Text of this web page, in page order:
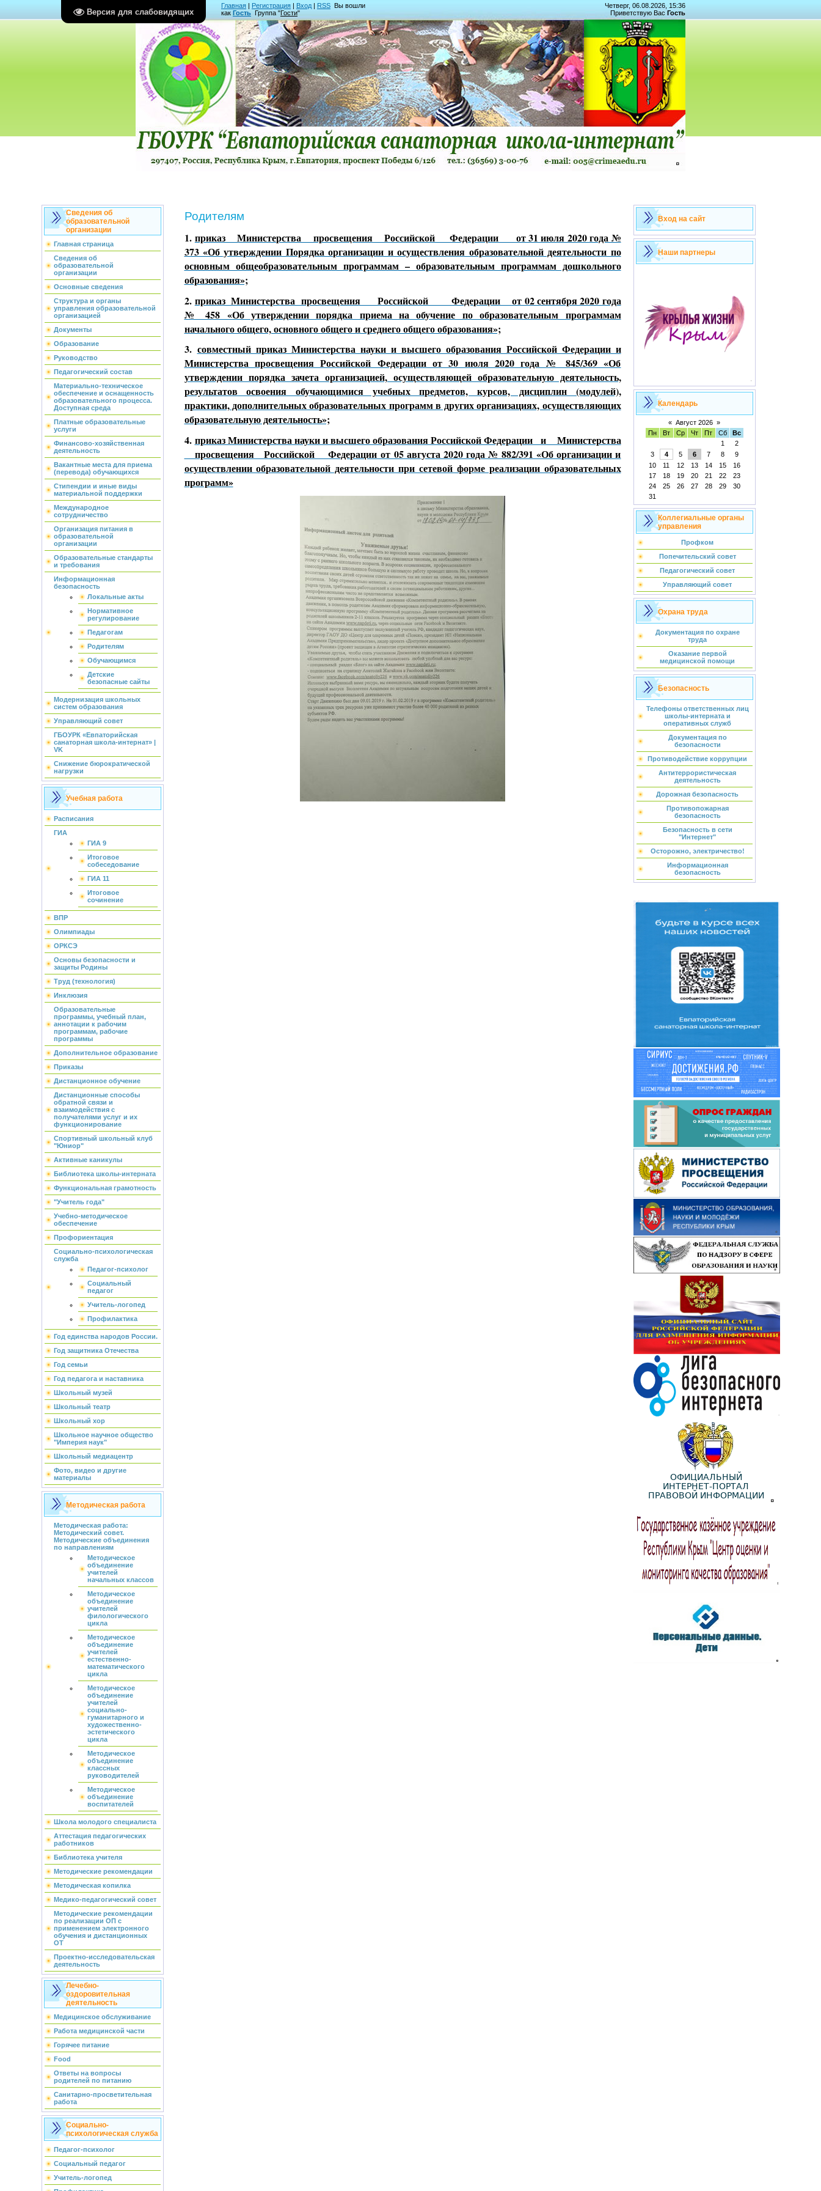
Версия для слабовидящих
Главная | Регистрация | Вход | RSS Вы вошли
как Гость Группа "Гости"
Четверг, 06.08.2026, 15:36
Приветствую Вас Гость
Сведения об
образовательной
организации
Главная страница
Сведения об
образовательной
организации
Основные сведения
Структура и органы
управления образовательной
организацией
Документы
Образование
Руководство
Педагогический состав
Материально-техническое
обеспечение и оснащенность
образовательного процесса.
Доступная среда
Платные образовательные
услуги
Финансово-хозяйственная
деятельность
Вакантные места для приема
(перевода) обучающихся
Стипендии и иные виды
материальной поддержки
Международное
сотрудничество
Организация питания в
образовательной
организации
Образовательные стандарты
и требования
Информационная
безопасность
Локальные акты
Нормативное
регулирование
Педагогам
Родителям
Обучающимся
Детские
безопасные сайты
Модернизация школьных
систем образования
Управляющий совет
ГБОУРК «Евпаторийская
санаторная школа-интернат» |
VK
Снижение бюрократической
нагрузки
Учебная работа
Расписания
ГИА
ГИА 9
Итоговое
собеседование
ГИА 11
Итоговое
сочинение
ВПР
Олимпиады
ОРКСЭ
Основы безопасности и
защиты Родины
Труд (технология)
Инклюзия
Образовательные
программы, учебный план,
аннотации к рабочим
программам, рабочие
программы
Дополнительное образование
Приказы
Дистанционное обучение
Дистанционные способы
обратной связи и
взаимодействия с
получателями услуг и их
функционирование
Спортивный школьный клуб
"Юниор"
Активные каникулы
Библиотека школы-интерната
Функциональная грамотность
"Учитель года"
Учебно-методическое
обеспечение
Профориентация
Социально-психологическая
служба
Педагог-психолог
Социальный
педагог
Учитель-логопед
Профилактика
Год единства народов России.
Год защитника Отечества
Год семьи
Год педагога и наставника
Школьный музей
Школьный театр
Школьный хор
Школьное научное общество
"Империя наук"
Школьный медиацентр
Фото, видео и другие
материалы
Методическая работа
Методическая работа:
Методический совет.
Методические объединения
по направлениям
Методическое
объединение
учителей
начальных классов
Методическое
объединение
учителей
филологического
цикла
Методическое
объединение
учителей
естественно-
математического
цикла
Методическое
объединение
учителей
социально-
гуманитарного и
художественно-
эстетического
цикла
Методическое
объединение
классных
руководителей
Методическое
объединение
воспитателей
Школа молодого специалиста
Аттестация педагогических
работников
Библиотека учителя
Методические рекомендации
Методическая копилка
Медико-педагогический совет
Методические рекомендации
по реализации ОП с
применением электронного
обучения и дистанционных
ОТ
Проектно-исследовательская
деятельность
Лечебно-
оздоровительная
деятельность
Медицинское обслуживание
Работа медицинской части
Горячее питание
Food
Ответы на вопросы
родителей по питанию
Санитарно-просветительная
работа
Социально-
психологическая служба
Педагог-психолог
Социальный педагог
Учитель-логопед
Родителям
1. приказ Министерства просвещения Российской Федерации от 31 июля 2020 года №
373 «Об утверждении Порядка организации и осуществления образовательной деятельности по
основным общеобразовательным программам – образовательным программам дошкольного
образования»;
2. приказ Министерства просвещения Российской Федерации от 02 сентября 2020 года
№ 458 «Об утверждении порядка приема на обучение по образовательным программам
начального общего, основного общего и среднего общего образования»;
3. совместный приказ Министерства науки и высшего образования Российской Федерации и
Министерства просвещения Российской Федерации от 30 июля 2020 года № 845/369 «Об
утверждении порядка зачета организацией, осуществляющей образовательную деятельность,
результатов освоения обучающимися учебных предметов, курсов, дисциплин (модулей),
практики, дополнительных образовательных программ в других организациях, осуществляющих
образовательную деятельность»;
4. приказ Министерства науки и высшего образования Российской Федерации и Министерства
просвещения Российской Федерации от 05 августа 2020 года № 882/391 «Об организации и
осуществлении образовательной деятельности при сетевой форме реализации образовательных
программ»
Вход на сайт
Наши партнеры
Календарь
« Август 2026 »
Пн
Вт Ср Чт Пт Сб
Вс
1
2
3
4 5 6 7 8
9
10
11 12 13 14 15
16
17
18 19 20 21 22
23
24
25 26 27 28 29
30
31
Коллегиальные органы
управления
Профком
Попечительский совет
Педагогический совет
Управляющий совет
Охрана труда
Документация по охране
труда
Оказание первой
медицинской помощи
Безопасность
Телефоны ответственных лиц
школы-интерната и
оперативных служб
Документация по
безопасности
Противодействие коррупции
Антитеррористическая
деятельность
Дорожная безопасность
Противопожарная
безопасность
Безопасность в сети
"Интернет"
Осторожно, электричество!
Информационная
безопасность